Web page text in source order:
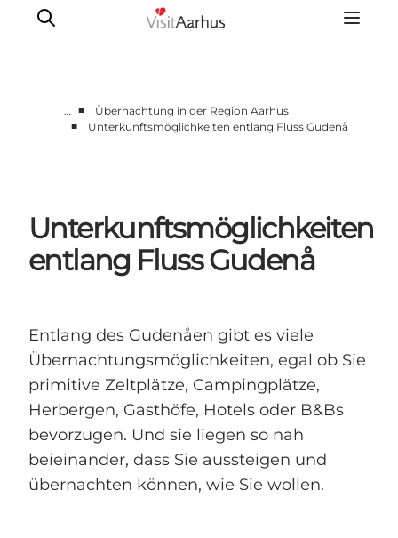
Reiseplanung
Transport
… ■
Übernachtung in der Region Aarhus
■
Unterkunftsmöglichkeiten entlang Fluss Gudenå
Unterkunftsmöglichkeiten
entlang Fluss Gudenå
Entlang des Gudenåen gibt es viele
Übernachtungsmöglichkeiten, egal ob Sie
primitive Zeltplätze, Campingplätze,
Herbergen, Gasthöfe, Hotels oder B&Bs
bevorzugen. Und sie liegen so nah
beieinander, dass Sie aussteigen und
übernachten können, wie Sie wollen.